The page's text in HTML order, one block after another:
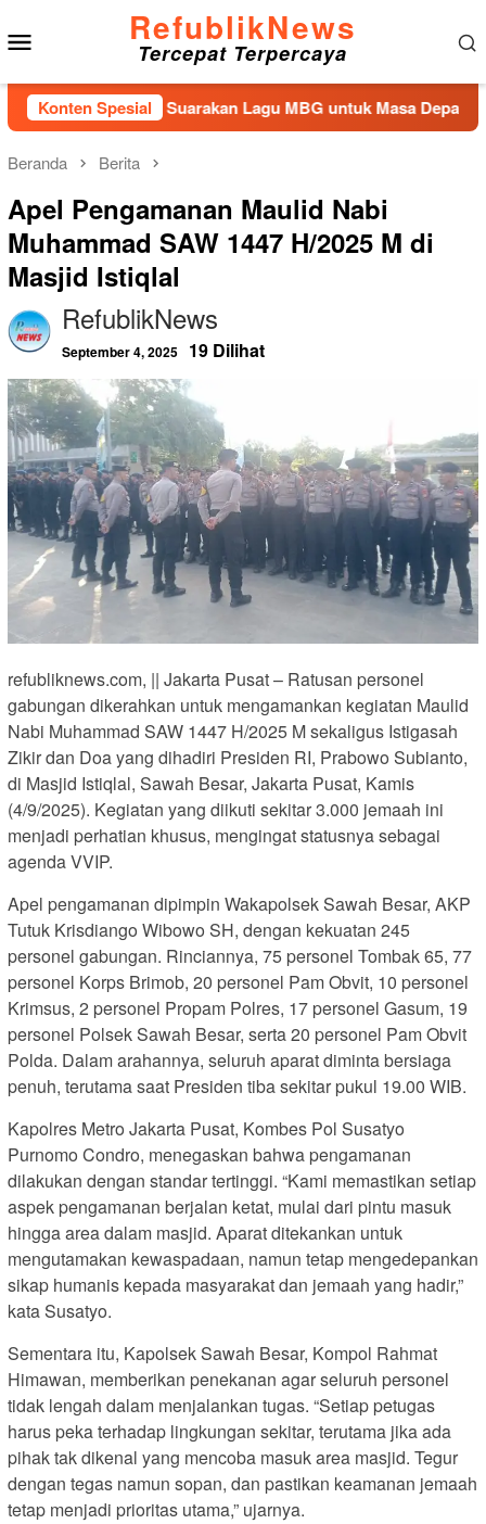
ke
konten
RefublikNews
Tercepat Terpercaya
Konten Spesial
Kembali Suarakan Lagu MBG untuk Masa Depan Anak
Beranda Berita
Apel Pengamanan Maulid Nabi
Muhammad SAW 1447 H/2025 M di
Masjid Istiqlal
RefublikNews
September 4, 2025 19 Dilihat
refubliknews.com, || Jakarta Pusat – Ratusan personel
gabungan dikerahkan untuk mengamankan kegiatan Maulid
Nabi Muhammad SAW 1447 H/2025 M sekaligus Istigasah
Zikir dan Doa yang dihadiri Presiden RI, Prabowo Subianto,
di Masjid Istiqlal, Sawah Besar, Jakarta Pusat, Kamis
(4/9/2025). Kegiatan yang diikuti sekitar 3.000 jemaah ini
menjadi perhatian khusus, mengingat statusnya sebagai
agenda VVIP.
Apel pengamanan dipimpin Wakapolsek Sawah Besar, AKP
Tutuk Krisdiango Wibowo SH, dengan kekuatan 245
personel gabungan. Rinciannya, 75 personel Tombak 65, 77
personel Korps Brimob, 20 personel Pam Obvit, 10 personel
Krimsus, 2 personel Propam Polres, 17 personel Gasum, 19
personel Polsek Sawah Besar, serta 20 personel Pam Obvit
Polda. Dalam arahannya, seluruh aparat diminta bersiaga
penuh, terutama saat Presiden tiba sekitar pukul 19.00 WIB.
Kapolres Metro Jakarta Pusat, Kombes Pol Susatyo
Purnomo Condro, menegaskan bahwa pengamanan
dilakukan dengan standar tertinggi. “Kami memastikan setiap
aspek pengamanan berjalan ketat, mulai dari pintu masuk
hingga area dalam masjid. Aparat ditekankan untuk
mengutamakan kewaspadaan, namun tetap mengedepankan
sikap humanis kepada masyarakat dan jemaah yang hadir,”
kata Susatyo.
Sementara itu, Kapolsek Sawah Besar, Kompol Rahmat
Himawan, memberikan penekanan agar seluruh personel
tidak lengah dalam menjalankan tugas. “Setiap petugas
harus peka terhadap lingkungan sekitar, terutama jika ada
pihak tak dikenal yang mencoba masuk area masjid. Tegur
dengan tegas namun sopan, dan pastikan keamanan jemaah
tetap menjadi prioritas utama,” ujarnya.